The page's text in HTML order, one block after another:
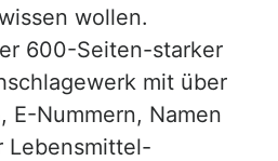
wollen.
600-Seiten-starker
mit über
Nummern, Namen
Lebensmittel-